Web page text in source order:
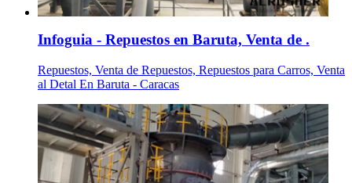
Infoguia - Repuestos en Baruta, Venta de .
Repuestos, Venta de Repuestos, Repuestos para Carros, Venta
al Detal En Baruta - Caracas